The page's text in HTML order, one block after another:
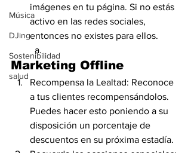
Música
DJing
Sostenibilidad
salud
imágenes en tu página. Si no estás
activo en las redes sociales,
entonces no existes para ellos.
Marketing Offline
Recompensa la Lealtad: Reconoce
a tus clientes recompensándolos.
Puedes hacer esto poniendo a su
disposición un porcentaje de
descuentos en su próxima estadía.